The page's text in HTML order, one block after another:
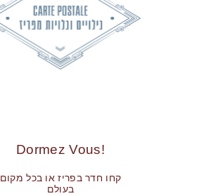
!Dormez Vous
קחו חדר בפריז או בכל מקום
בעולם